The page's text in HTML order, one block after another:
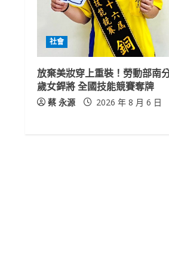
R
e
a
d
社會
放棄美妝穿上重裝！勞動部南
歲女銲將 全國技能競賽奪牌
蔡 永源 2026 年 8 月 6 日